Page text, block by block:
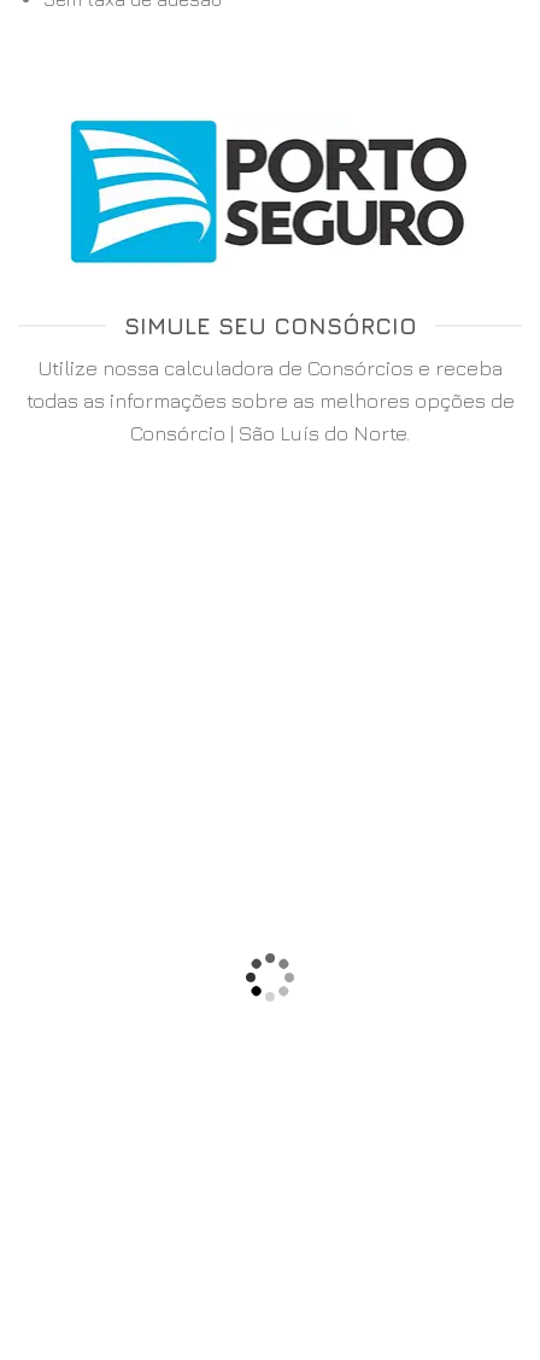
SIMULE SEU CONSÓRCIO
Utilize nossa calculadora de Consórcios e receba
todas as informações sobre as melhores opções de
Consórcio | São Luís do Norte.